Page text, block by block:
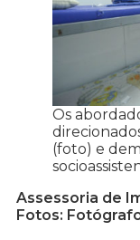
Os
(foto) e
Assessoria de
Fotos: